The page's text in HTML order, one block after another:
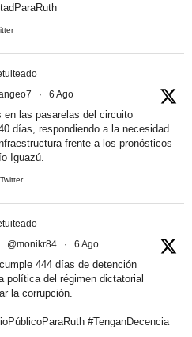
· 6 Ago
en las pasarelas del circuito
días, respondiendo a la necesidad
frente a los pronósticos
Iguazú.
Twitter
@monikr84 · 6 Ago
444 días de detención
política del régimen dictatorial
la corrupción.
#TenganDecencia